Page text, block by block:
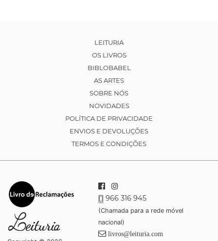
LEITURIA
OS LIVROS
BIBLOBABEL
AS ARTES
SOBRE NÓS
NOVIDADES
POLÍTICA DE PRIVACIDADE
ENVIOS E DEVOLUÇÕES
TERMOS E CONDIÇÕES
966 316 945
(Chamada para a rede móvel
nacional)
livros@leituria.com